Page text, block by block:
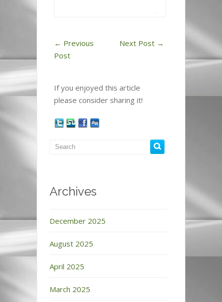
← Previous
Post
Next Post →
If you enjoyed this article
please consider sharing it!
Archives
December 2025
August 2025
April 2025
March 2025